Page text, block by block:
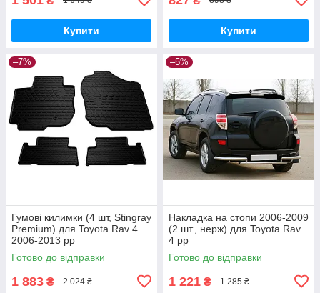
Купити Купити
–7%
Гумові килимки (4 шт, Stingray
Premium) для Toyota Rav 4
2006-2013 рр
Готово до відправки
1 883 ₴ 2 024 ₴
–5%
Накладка на стопи 2006-2009
(2 шт., нерж) для Toyota Rav
4 рр
Готово до відправки
1 221 ₴ 1 285 ₴